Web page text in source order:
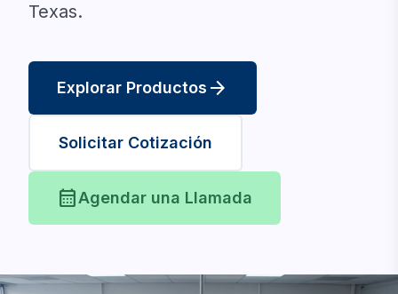
Texas.
Explorar Productos arrow_forward
Solicitar Cotización
calendar_monthAgendar una Llamada